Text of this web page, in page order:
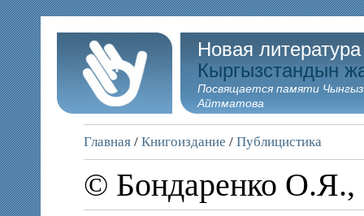
Новая
Кыргызстандын
Посвящается памяти
Айтматова
Главная / Книгоиздание / Публицистика
© Бондаренко О.Я.,